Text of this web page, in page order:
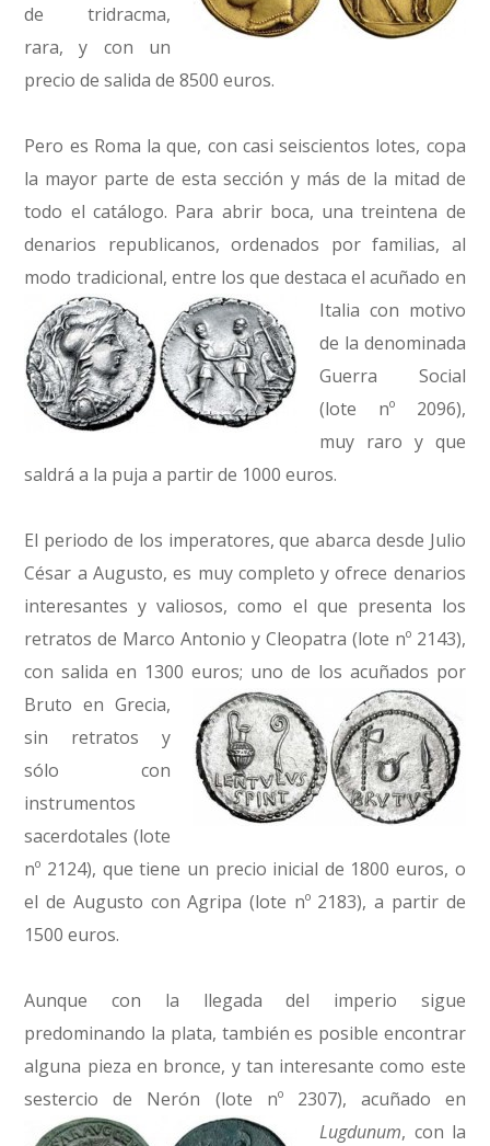
de tridracma,
rara, y con un
precio de salida de 8500 euros.
Pero es Roma la que, con casi seiscientos lotes, copa
la mayor parte de esta sección y más de la mitad de
todo el catálogo. Para abrir boca, una treintena de
denarios republicanos, ordenados por familias, al
modo tradicional, entre los quedestaca el acuñado en
Italia con motivo
de la denominada
Guerra Social
(lote nº 2096),
muy raro y que
saldrá a la puja a partir de 1000 euros.
El periodo de los imperatores, que abarca desde Julio
César a Augusto, es muy completo y ofrece denarios
interesantes y valiosos, como el que presenta los
retratos de Marco Antonio y Cleopatra (lote nº 2143),
con salida en 1300 euros; uno de los acuñados por
Bruto en Grecia,
sin retratos y
sólo con
instrumentos
sacerdotales (lote
nº 2124), que tiene un precio inicial de 1800 euros, o
el de Augusto con Agripa (lote nº 2183), a partir de
1500 euros.
Aunque con la llegada del imperio sigue
predominando la plata, también es posible encontrar
alguna pieza en bronce, y tan interesante como este
sestercio de Nerón (lote nº 2307), acuñado en
Lugdunum, con la